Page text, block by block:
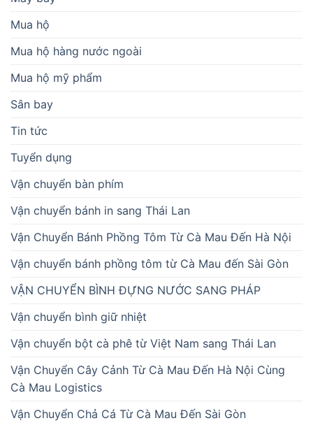
Mua hộ
Mua hộ hàng nước ngoài
Mua hộ mỹ phẩm
Sân bay
Tin tức
Tuyển dụng
Vận chuyển bàn phím
Vận chuyển bánh in sang Thái Lan
Vận Chuyển Bánh Phồng Tôm Từ Cà Mau Đến Hà Nội
Vận chuyển bánh phồng tôm từ Cà Mau đến Sài Gòn
VẬN CHUYỂN BÌNH ĐỰNG NƯỚC SANG PHÁP
Vận chuyển bình giữ nhiệt
Vận chuyển bột cà phê từ Việt Nam sang Thái Lan
Vận Chuyển Cây Cảnh Từ Cà Mau Đến Hà Nội Cùng
Cà Mau Logistics
Vận Chuyển Chả Cá Từ Cà Mau Đến Sài Gòn